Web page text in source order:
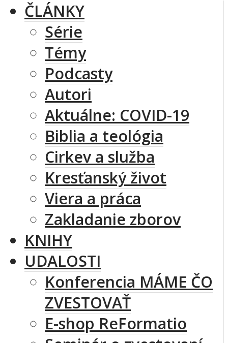
ČLÁNKY
Série
Témy
Podcasty
Autori
Aktuálne: COVID-19
Biblia a teológia
Cirkev a služba
Kresťanský život
Viera a práca
Zakladanie zborov
KNIHY
UDALOSTI
Konferencia MÁME ČO
ZVESTOVAŤ
E-shop ReFormatio